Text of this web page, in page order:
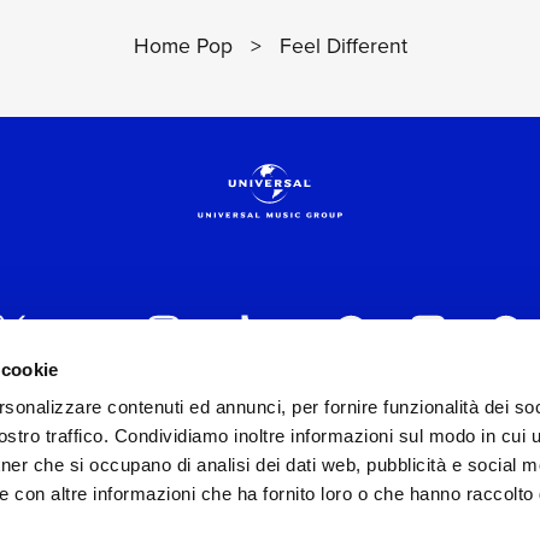
contenuti ed annunci, per fornire funzionalità dei
traffico. Condividiamo inoltre informazioni sul modo in cui
che si occupano di analisi dei dati web, pubblicità e social
con altre informazioni che ha fornito loro o che hanno raccolto
Home Pop > Feel Different
ITALIA s.r.l. (Società con unico socio) | Via Nervesa,
Iscritta al REA di Milano con il numero 966135 in
Capitale sociale Euro 2.000.000 interamente versato.
practices in tema di corporate compliance ed al fine di